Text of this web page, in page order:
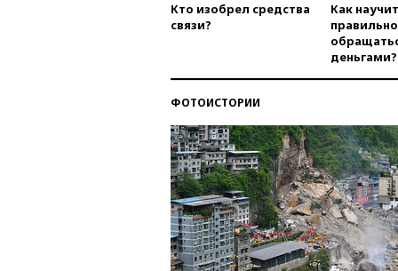
Кто изобрел средства
связи?
Как
правильно
деньгами?
ФОТОИСТОРИИ